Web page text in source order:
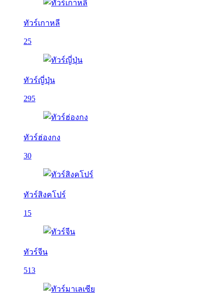
ทัวร์เกาหลี
25
ทัวร์ญี่ปุ่น
295
ทัวร์ฮ่องกง
30
ทัวร์สิงคโปร์
15
ทัวร์จีน
513